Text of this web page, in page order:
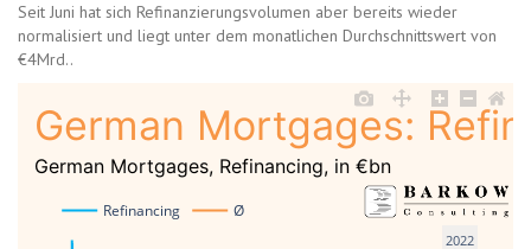
Seit Juni hat sich Refinanzierungsvolumen aber bereits wieder
normalisiert und liegt unter dem monatlichen Durchschnittswert von
€4Mrd..
Refinancing Ø
German Mortgages:
German Mortgages, Refinancing, in €bn
2022